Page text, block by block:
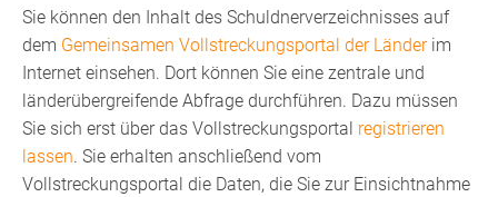
Sie können den Inhalt des Schuldnerverzeichnisses auf
dem Gemeinsamen Vollstreckungsportal der Länderim
Internet einsehen. Dort können Sie eine zentrale und
länderübergreifende Abfrage durchführen. Dazu müssen
Sie sich erst über das Vollstreckungsportal registrieren
lassen. Sie erhalten anschließend vom
Vollstreckungsportal die Daten, die Sie zur Einsichtnahme